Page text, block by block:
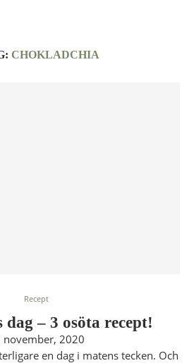
CHOKLADCHIA
Recept
dag – 3 osöta recept!
november, 2020
en dag i matens tecken. Och